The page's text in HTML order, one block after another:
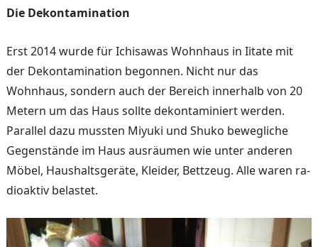
Die Dekontamination
Erst 2014 wurde für Ichisawas Wohnhaus in Iitate mit
der Dekontamination begonnen. Nicht nur das
Wohnhaus, son­dern auch der Bereich inner­halb von 20
Metern um das Haus sollte dekontaminiert werden.
Parallel dazu mussten Miyuki und Shuko bewegliche
Gegenstände im Haus aus­räumen wie unter anderen
Möbel, Haushaltsgeräte, Klei­der, Bettzeug. Alle waren ra­
dioaktiv belastet.